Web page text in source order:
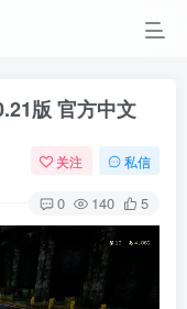
版 官方中文
关注 私信
0 140 5